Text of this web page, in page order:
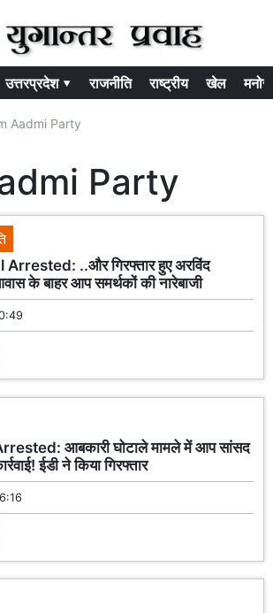
उत्तरप्रदेश ▾ राजनीति राष्ट्रीय खेल
Aadmi Party
Party
..और गिरफ्तार हुए अरविंद
के बाहर आप समर्थकों की नारेबाजी
आबकारी घोटाले मामले में आप सांसद
ईडी ने किया गिरफ्तार